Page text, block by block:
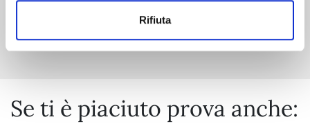
Rifiuta
Mostra tutto
Se ti è piaciuto prova anche: